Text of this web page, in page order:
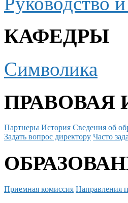
КАФЕДРЫ
Символика
Партнеры История Сведения об
Задать вопрос директору Часто
Приемная комиссия Направления